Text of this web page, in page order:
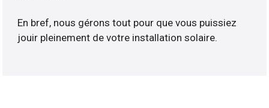
En bref, nous gérons tout pour que vous puissiez
jouir pleinement de votre installation solaire.